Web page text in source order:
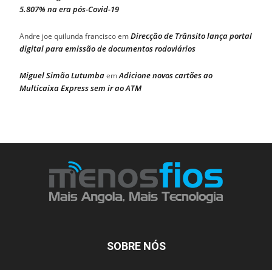
5.807% na era pós-Covid-19
Andre joe quilunda franciscoemDirecção de Trânsito lança portal
digital para emissão de documentos rodoviários
Miguel Simão LutumbaemAdicione novos cartões ao
Multicaixa Express sem ir ao ATM
SOBRE NÓS